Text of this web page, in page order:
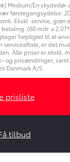
Medium/En
førstegangsydelse:
Ekskl. service, grøn
(60 mdr. x
forpligtet til at
serviceaftale, er det
Alle priser er ekskl.
og prisændringer,
Danmark A/S.
prisliste
tilbud